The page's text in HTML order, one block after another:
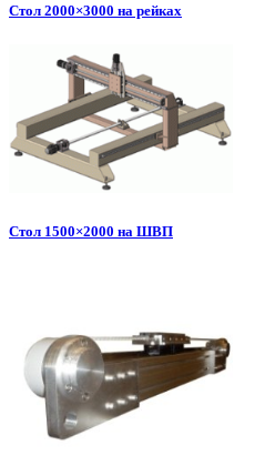
Стол 2000×3000 на рейках
Стол 1500×2000 на ШВП